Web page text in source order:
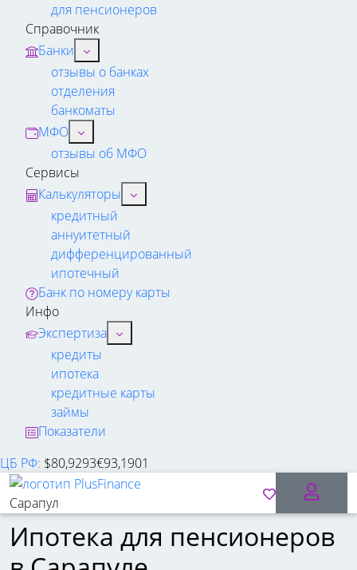
для пенсионеров
Справочник
Банки
отзывы о банках
отделения
банкоматы
МФО
отзывы об МФО
Сервисы
Калькуляторы
кредитный
аннуитетный
дифференцированный
ипотечный
Банк по номеру карты
Инфо
Экспертиза
кредиты
ипотека
кредитные карты
займы
Показатели
ЦБ РФ: $80,9293€93,1901
Сарапул
Ипотека для пенсионеров